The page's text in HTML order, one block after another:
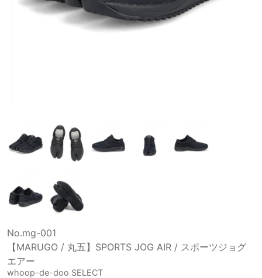
No.mg-001
【MARUGO / 丸五】SPORTS JOG AIR / スポーツジョグ
エアー
whoop-de-doo SELECT